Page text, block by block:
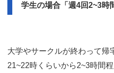
学生の場合「週4回2~3時
大学やサークルが終わって帰
21~22時くらいから2~3時間